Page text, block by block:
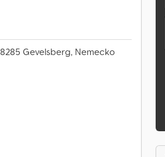
Gevelsberg, Nemecko